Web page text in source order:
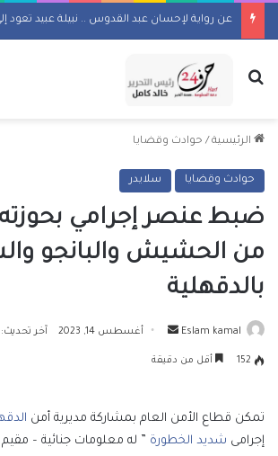
بحث عن
الرئيسية / حوادث وقضايا
حوادث وقضايا سلايدر
ضبط عنصر إجرامي
من الحشيش والبانجو
بالدقهلية
Eslam kamal
أرسل أغسطس 14, 2023 آخر تحديث:
152 أقل من دقيقة
تمكن قطاع الأمن العام بمشاركة مديرية أمن
إجرامى شديد الخطورة ” له معلومات جنائية – مقيم